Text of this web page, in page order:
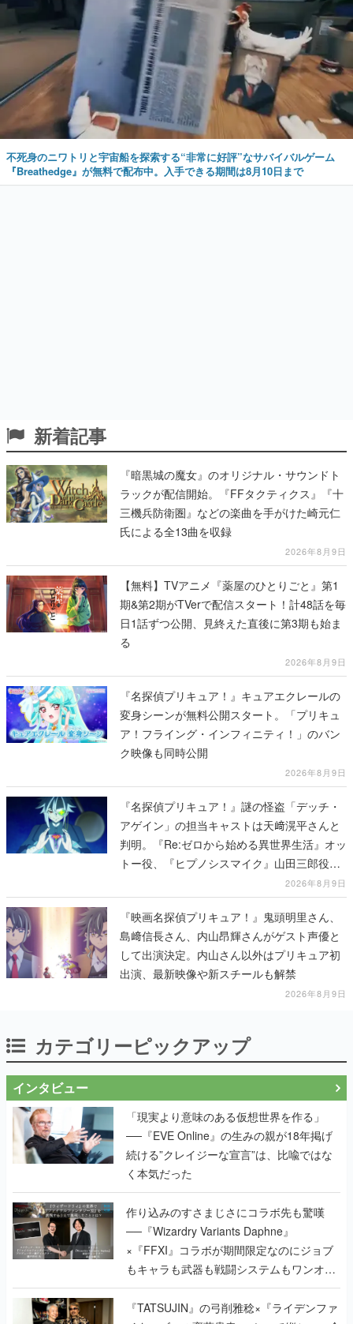
不死身のニワトリと宇宙船を探索する“非常に好評”なサバイバルゲーム
『Breathedge』が無料で配布中。入手できる期間は8月10日まで
新着記事
『暗黒城の魔女』のオリジナル・サウンドト
ラックが配信開始。『FFタクティクス』『十
三機兵防衛圏』などの楽曲を手がけた崎元仁
氏による全13曲を収録
2026年8月9日
【無料】TVアニメ『薬屋のひとりごと』第1
期&第2期がTVerで配信スタート！計48話を毎
日1話ずつ公開、見終えた直後に第3期も始ま
る
2026年8月9日
『名探偵プリキュア！』キュアエクレールの
変身シーンが無料公開スタート。「プリキュ
ア！フライング・インフィニティ！」のバン
ク映像も同時公開
2026年8月9日
『名探偵プリキュア！』謎の怪盗「デッチ・
アゲイン」の担当キャストは天﨑滉平さんと
判明。『Re:ゼロから始める異世界生活』オッ
トー役、『ヒプノシスマイク』山田三郎役な
2026年8月9日
『映画名探偵プリキュア！』鬼頭明里さん、
島﨑信長さん、内山昂輝さんがゲスト声優と
して出演決定。内山さん以外はプリキュア初
出演、最新映像や新スチールも解禁
2026年8月9日
カテゴリーピックアップ
インタビュー
「現実より意味のある仮想世界を作る」
──『EVE Online』の生みの親が18年掲げ
続ける”クレイジーな宣言”は、比喩ではな
く本気だった
作り込みのすさまじさにコラボ先も驚嘆
──『Wizardry Variants Daphne』
×『FFXI』コラボが期間限定なのにジョブ
もキャラも武器も戦闘システムもワンオフ
で作り込まれた理由を両ディレクターに聞
く
『TATSUJIN』の弓削雅稔×『ライデンファ